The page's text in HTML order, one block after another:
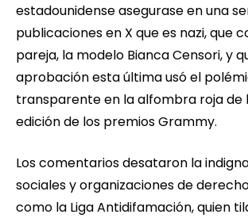
estadounidense asegurase en una
publicaciones en X que es nazi, que
pareja, la modelo Bianca Censori, y
aprobación esta última usó el
transparente en la alfombra roja de
edición de los premios Grammy.
Los comentarios desataron la
sociales y organizaciones de
como la Liga Antidifamación, quien